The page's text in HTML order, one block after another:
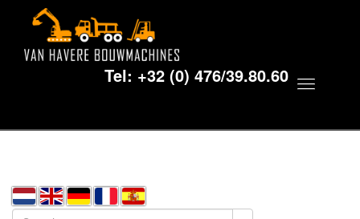
Tel: +32 (0) 476/39.80.60
Toggle